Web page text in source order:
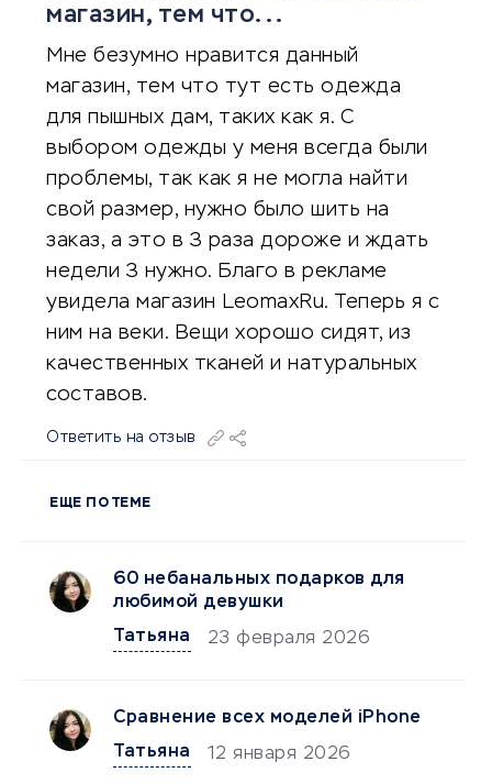
магазин, тем что...
Мне безумно нравится данный
магазин, тем что тут есть одежда
для пышных дам, таких как я. С
выбором одежды у меня всегда были
проблемы, так как я не могла найти
свой размер, нужно было шить на
заказ, а это в 3 раза дороже и ждать
недели 3 нужно. Благо в рекламе
увидела магазин LeomaxRu. Теперь я с
ним на веки. Вещи хорошо сидят, из
качественных тканей и натуральных
составов.
Ответить на отзыв
ЕЩЕ ПО ТЕМЕ
60 небанальных подарков для
любимой девушки
Татьяна
23 февраля 2026
Сравнение всех моделей iPhone
Татьяна
12 января 2026